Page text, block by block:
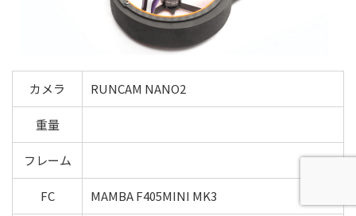
カメラ RUNCAM NANO2
重量
フレーム
FC MAMBA F405MINI MK3